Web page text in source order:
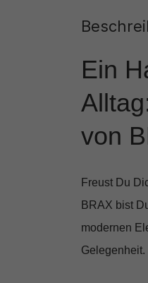
Ein
von
Freust Du
BRAX bist
modernen
Gelegenheit.